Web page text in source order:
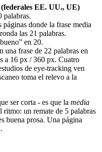
EE. UU., UE)
palabras.
páginas donde la frase media
las 21 palabras.
en 20.
una frase de 22 palabras en
a 16 px / 360 px. Cuatro
de eye-tracking ven
toma el relevo a la
ser corta - es que la media
ritmo: un remate de 5 palabras
buena prosa. Una página